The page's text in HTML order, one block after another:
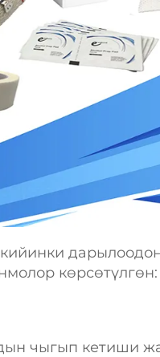
көрсөтүлгөн:
чыгып кетиши